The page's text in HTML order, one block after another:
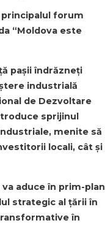
principalul forum
“Moldova este
paşii îndrăzneţi
industrială
de Dezvoltare
sprijinul
menite să
locali, cât şi
aduce în prim-plan
strategic al țării în
în